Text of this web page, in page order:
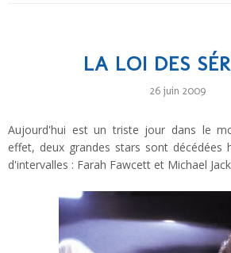
LA LOI DES
26 juin 2009
Aujourd'hui est un triste jour dans le
effet, deux grandes stars sont décédées
d'intervalles : Farah Fawcett et Michael